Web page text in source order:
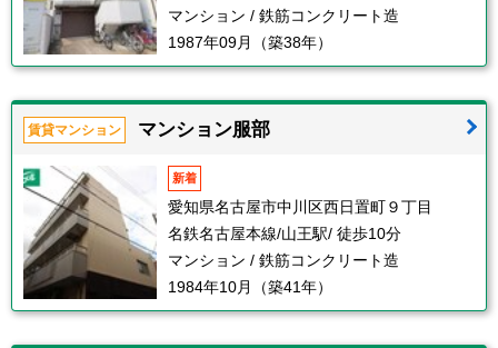
マンション / 鉄筋コンクリート造
1987年09月（築38年）
賃貸マンション マンション服部
新着
愛知県名古屋市中川区西日置町９丁目
名鉄名古屋本線/山王駅/ 徒歩10分
マンション / 鉄筋コンクリート造
1984年10月（築41年）